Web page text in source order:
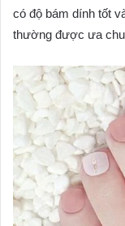
có độ bám dính tốt
thường được ưa